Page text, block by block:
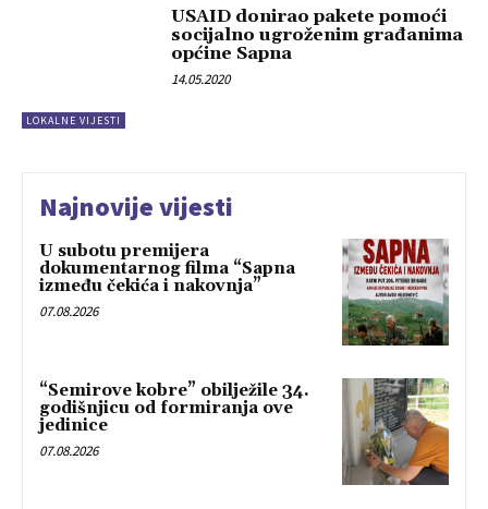
LOKALNE VIJESTI
USAID donirao pakete pomoći
socijalno ugroženim građanima
općine Sapna
14.05.2020
Najnovije vijesti
U subotu premijera
dokumentarnog filma “Sapna
između čekića i nakovnja”
07.08.2026
“Semirove kobre” obilježile 34.
godišnjicu od formiranja ove
jedinice
07.08.2026